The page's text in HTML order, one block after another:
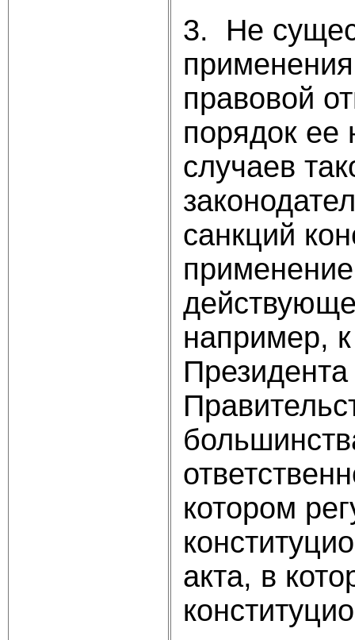
3. Не
правовой
порядок ее
случаев
санкций
например,
котором
акта, в